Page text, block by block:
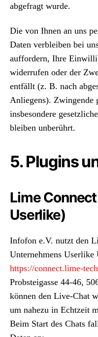
abgefragt wurde.
Die von Ihnen an uns
Daten verbleiben bei
auffordern, Ihre
widerrufen oder der
entfällt (z. B. nach
Anliegens). Zwingende
insbesondere
bleiben unberührt.
5. Plugins
Lime
Userlike)
Infofon e.V. nutzt den
Unternehmens Userlike
https://connect.lime-
Probsteigasse 44-46,
können den Live-Chat
um nahezu in Echtzeit
Beim Start des Chats